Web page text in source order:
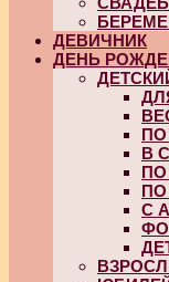
ДЕВИЧНИК
ДЕНЬ
ПО
В
С